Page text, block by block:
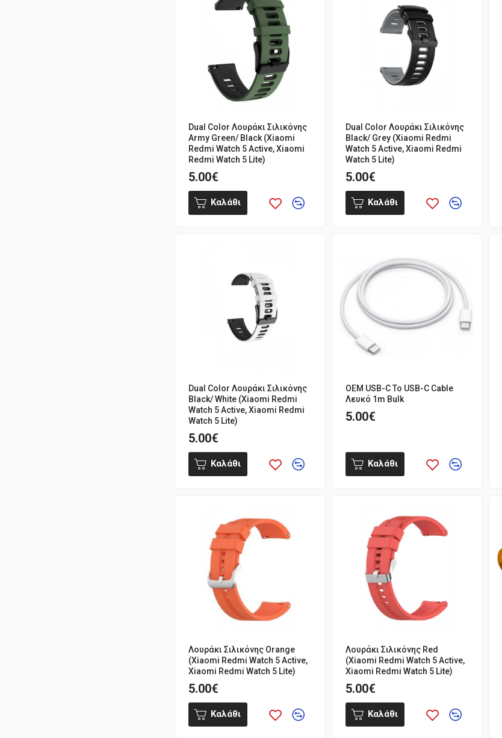
Dual Color Λουράκι Σιλικόνης
Army Green/ Black (Xiaomi
Redmi Watch 5 Active, Xiaomi
Redmi Watch 5 Lite)
5.00€
Καλάθι
Dual Color Λουράκι Σιλικόνης
Black/ Grey (Xiaomi Redmi
Watch 5 Active, Xiaomi Redmi
Watch 5 Lite)
5.00€
Καλάθι
Dual Color Λουράκι Σιλικόνης
Black/ White (Xiaomi Redmi
Watch 5 Active, Xiaomi Redmi
Watch 5 Lite)
5.00€
Καλάθι
OEM USB-C To USB-C Cable
Λευκό 1m Bulk
5.00€
Καλάθι
Λουράκι Σιλικόνης Orange
(Xiaomi Redmi Watch 5 Active,
Xiaomi Redmi Watch 5 Lite)
5.00€
Καλάθι
Λουράκι Σιλικόνης Red
(Xiaomi Redmi Watch 5 Active,
Xiaomi Redmi Watch 5 Lite)
5.00€
Καλάθι